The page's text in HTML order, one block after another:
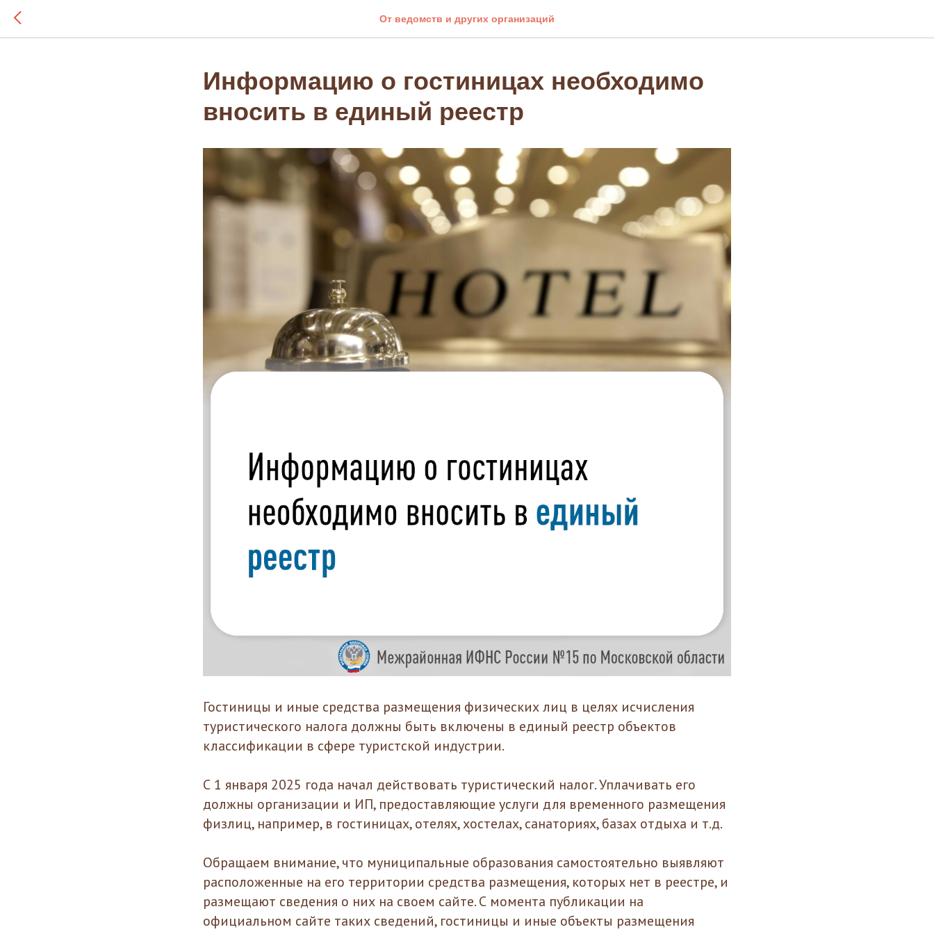
От ведомств и других организаций
Информацию о гостиницах необходимо
вносить в единый реестр
Гостиницы и иные средства размещения физических лиц в целях исчисления
туристического налога должны быть включены в единый реестр объектов
классификации в сфере туристской индустрии.
С 1 января 2025 года начал действовать туристический налог. Уплачивать его
должны организации и ИП, предоставляющие услуги для временного размещения
физлиц, например, в гостиницах, отелях, хостелах, санаториях, базах отдыха и т.д.
Обращаем внимание, что муниципальные образования самостоятельно выявляют
расположенные на его территории средства размещения, которых нет в реестре, и
размещают сведения о них на своем сайте. С момента публикации на
официальном сайте таких сведений, гостиницы и иные объекты размещения